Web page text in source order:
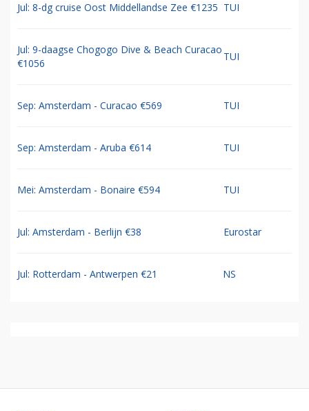
Jul: 8-dg cruise Oost Middellandse Zee €1235 TUI
Jul: 9-daagse Chogogo Dive & Beach Curacao
€1056
TUI
Sep: Amsterdam - Curacao €569 TUI
Sep: Amsterdam - Aruba €614 TUI
Mei: Amsterdam - Bonaire €594 TUI
Jul: Amsterdam - Berlijn €38 Eurostar
Jul: Rotterdam - Antwerpen €21 NS